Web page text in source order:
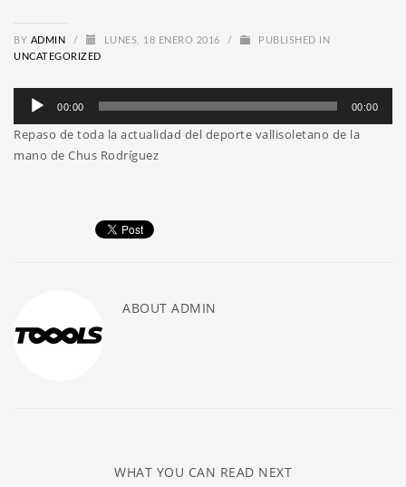
BY ADMIN / LUNES, 18 ENERO 2016 /
PUBLISHED IN
UNCATEGORIZED
Reproductor
audio
00:00 00:00
Repaso de toda la actualidad del deporte vallisoletano de la
mano de Chus Rodríguez
ABOUT ADMIN
WHAT YOU CAN READ NEXT